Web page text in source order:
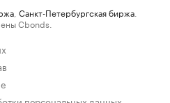
Санкт-Петербургская биржа
Cbonds.